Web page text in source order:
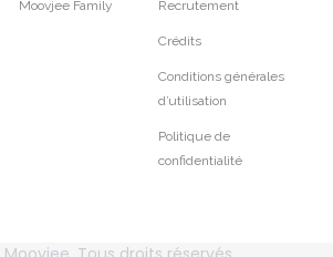
Moovjee Family Recrutement
Crédits
Conditions générales
d’utilisation
Politique de
confidentialité